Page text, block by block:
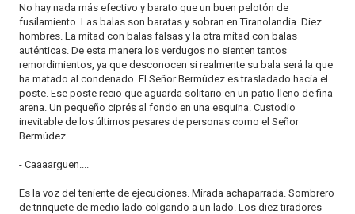
No hay nada más efectivo y barato que un buen pelotón de
fusilamiento. Las balas son baratas y sobran en Tiranolandia. Diez
hombres. La mitad con balas falsas y la otra mitad con balas
auténticas. De esta manera los verdugos no sienten tantos
remordimientos, ya que desconocen si realmente su bala será la que
ha matado al condenado. El Señor Bermúdez es trasladado hacía el
poste. Ese poste recio que aguarda solitario en un patio lleno de fina
arena. Un pequeño ciprés al fondo en una esquina. Custodio
inevitable de los últimos pesares de personas como el Señor
Bermúdez.
- Caaaarguen....
Es la voz del teniente de ejecuciones. Mirada achaparrada. Sombrero
de trinquete de medio lado colgando a un lado. Los diez tiradores